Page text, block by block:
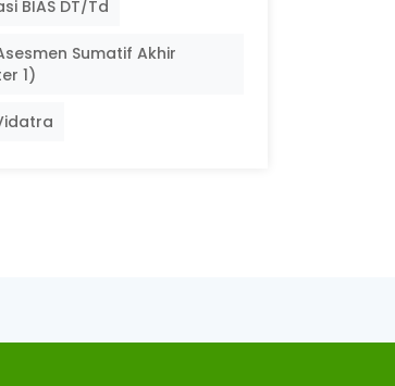
BIAS DT/Td
Sumatif Akhir
1)